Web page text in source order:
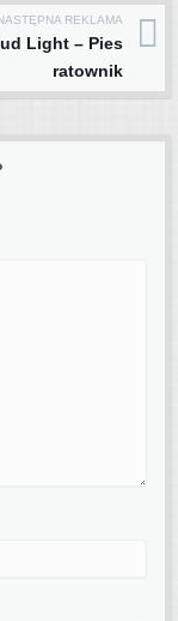
REKLAMA
Light – Pies
ratownik